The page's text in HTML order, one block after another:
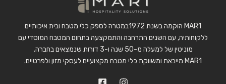
MAR1 הוקמה בשנת 1972במטרה לספק כלי מטבח ובית איכותיים
ללקוחותיה, עם השנים התרחבה והתמקצעה בתחום המטבח המוסדי עם
מוניטין של למעלה מ-50 שנה ו-3 דורות שנמצאים בחברה.
MAR1 מייבאת ומשווקת כלי מטבח מקצועיים לעסקי מזון ולפרטיים.